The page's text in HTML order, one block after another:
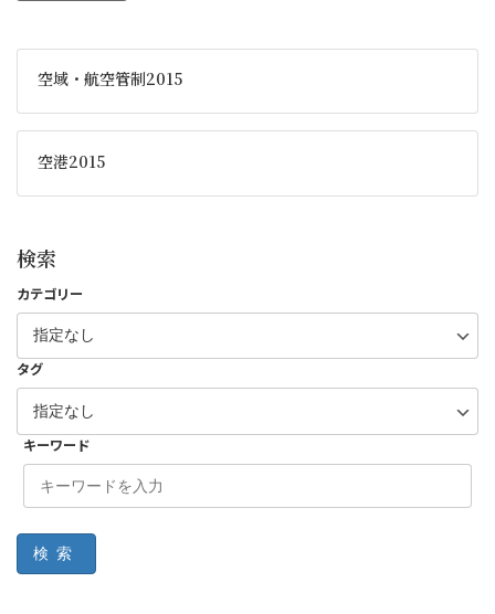
空域・航空管制2015
空港2015
検索
カテゴリー
タグ
キーワード
検索